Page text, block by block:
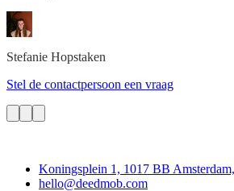
Stefanie Hopstaken
Stel de contactpersoon een vraag
Koningsplein 1, 1017 BB
hello@deedmob.com